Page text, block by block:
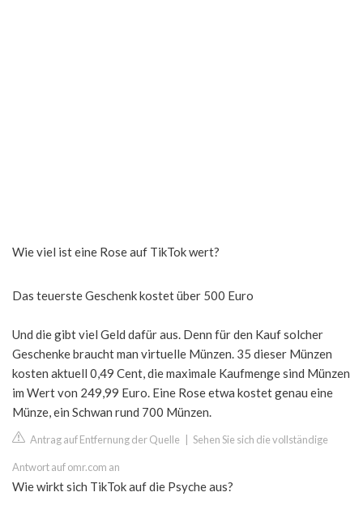
Wie viel ist eine Rose auf TikTok wert?
Das teuerste Geschenk kostet über 500 Euro
Und die gibt viel Geld dafür aus. Denn für den Kauf solcher
Geschenke braucht man virtuelle Münzen. 35 dieser Münzen
kosten aktuell 0,49 Cent, die maximale Kaufmenge sind Münzen
im Wert von 249,99 Euro. Eine Rose etwa kostet genau eine
Münze, ein Schwan rund 700 Münzen.
Antrag auf Entfernung der Quelle Sehen Sie sich die vollständige
Antwort auf omr.com an
Wie wirkt sich TikTok auf die Psyche aus?